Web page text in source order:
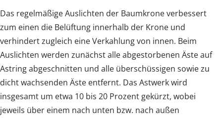
Das regelmäßige Auslichten der Baumkrone verbessert
zum einen die Belüftung innerhalb der Krone und
verhindert zugleich eine Verkahlung von innen. Beim
Auslichten werden zunächst alle abgestorbenen Äste auf
Astring abgeschnitten und alle überschüssigen sowie zu
dicht wachsenden Äste entfernt. Das Astwerk wird
insgesamt um etwa 10 bis 20 Prozent gekürzt, wobei
jeweils über einem nach unten bzw. nach außen